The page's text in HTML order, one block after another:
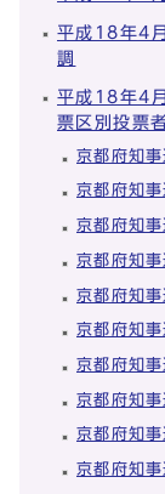
平成18年4
調
平成18年4
票区別投票
京都府知
京都府知
京都府知
京都府知
京都府知
京都府知
京都府知
京都府知
京都府知
京都府知